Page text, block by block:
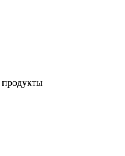
продукты